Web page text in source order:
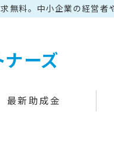
≪
無料。中小企業の経営
最新助成金